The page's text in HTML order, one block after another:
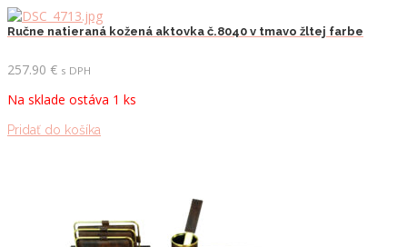
Ručne natieraná kožená aktovka č.8040 v tmavo žltej farbe
257.90 € s DPH
Na sklade ostáva 1 ks
Pridať do košíka